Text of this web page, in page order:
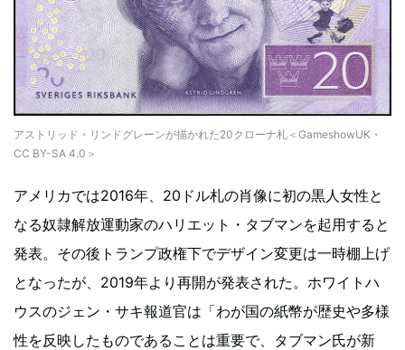
アストリッド・リンドグレーンが描かれた20クローナ札＜GameshowUK・
CC BY-SA 4.0＞
アメリカでは2016年、20ドル札の肖像に初の黒人女性と
なる奴隷解放運動家のハリエット・タブマンを起用すると
発表。その後トランプ政権下でデザイン変更は一時棚上げ
となったが、2019年より再開が発表された。ホワイトハ
ウスのジェン・サキ報道官は「わが国の紙幣が歴史や多様
性を反映したものであることは重要で、タブマン氏が新